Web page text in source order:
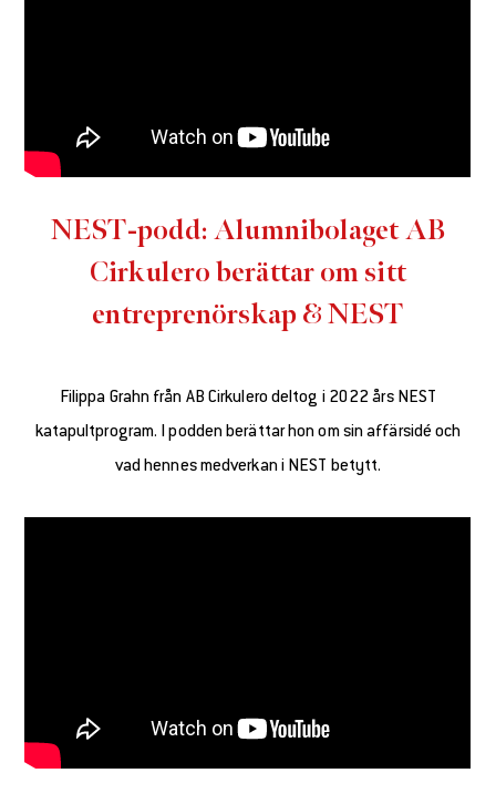
NEST-podd: Alumnibolaget AB
Cirkulero berättar om sitt
entreprenörskap & NEST
Filippa Grahn från AB Cirkulero deltog i 2022 års NEST
katapultprogram. I podden berättar hon om sin affärsidé och
vad hennes medverkan i NEST betytt.